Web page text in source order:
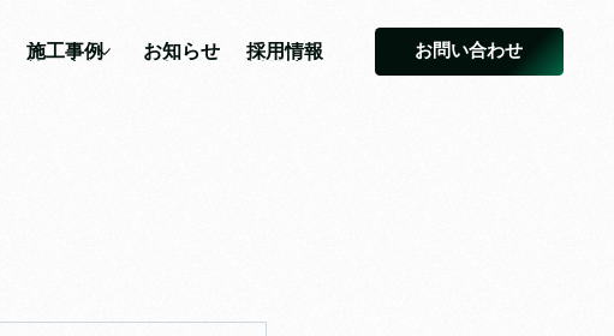
施工事例
お知らせ
採用情報
お問い合わせ